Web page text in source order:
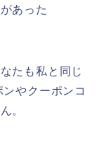
あった
たも私と同じ
やクーポンコ
。